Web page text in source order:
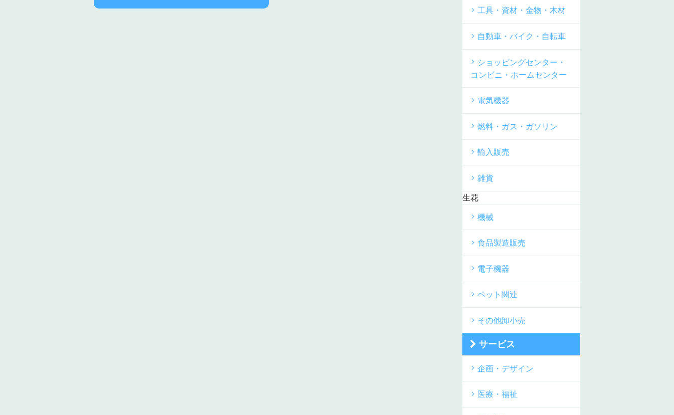
工具・資材・金物・木材
自動車・バイク・自転車
ショッピングセンター・
コンビニ・ホームセンター
電気機器
燃料・ガス・ガソリン
輸入販売
雑貨
生花
機械
食品製造販売
電子機器
ペット関連
その他卸小売
サービス
企画・デザイン
医療・福祉